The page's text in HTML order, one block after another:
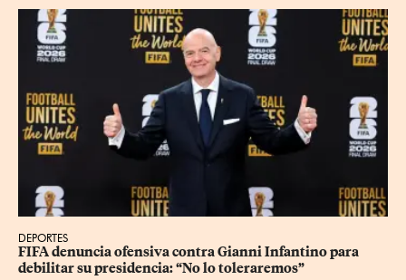
DEPORTES
FIFA denuncia ofensiva contra Gianni Infantino para
debilitar su presidencia: “No lo toleraremos”